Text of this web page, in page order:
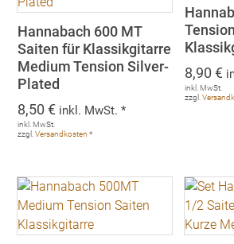
Hannabach 600 MT
Saiten für Klassikgitarre
Medium Tension Silver-
Plated
8,50€ inkl. MwSt. *
inkl. MwSt.
zzgl.Versandkosten *
8,90€
inkl. MwSt.
zzgl.